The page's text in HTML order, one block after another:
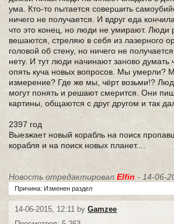
ума. Кто-то пытается совершить
ничего не получается. И вдруг еда
что это конец, но люди не умирают. Люди
вешаются, стреляю в себя из лазерного
головой об стену, но ничего не
нету. И тут люди начинают заново
опять куча новых вопросов. Мы умерли?
измерение? Где же мы, чёрт возьми!?
могут понять и решают смерится. Они
картины, общаются с друг другом и так
2397 год
Выезжает новый корабль на поиск
корабля и на поиск новых планет....
Новость отредактировал Elfin - 14-06-
Причина: Изменен раздел
14-06-2015, 12:11 by Gamzee